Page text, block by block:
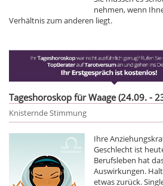
nehmen, wenn
Verhältnis zum anderen liegt.
Tageshoroskop für Waage (24.09. -
Knisternde Stimmung
Ihre
Geschlecht ist
Berufsleben hat
Auswirkungen.
etwas zurück.